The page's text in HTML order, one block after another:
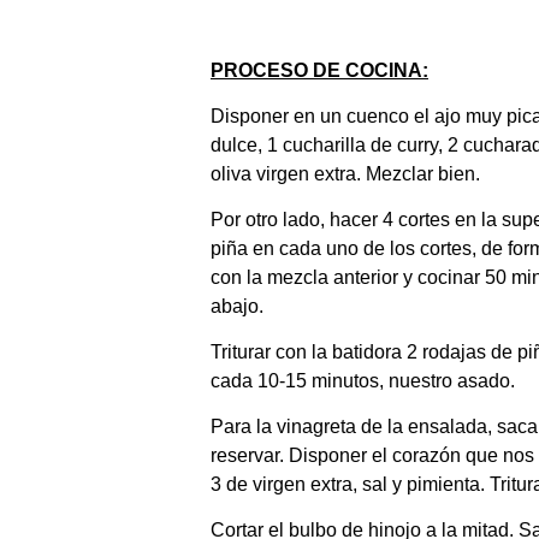
PROCESO DE COCINA:
Disponer en un cuenco el ajo muy
dulce, 1 cucharilla de curry, 2
oliva virgen extra. Mezclar bien.
Por otro lado, hacer 4 cortes en la
piña en cada uno de los cortes, de
con la mezcla anterior y cocinar 50
abajo.
Triturar con la batidora 2 rodajas de
cada 10-15 minutos, nuestro asado.
Para la vinagreta de la ensalada,
reservar. Disponer el corazón que
3 de virgen extra, sal y pimienta.
Cortar el bulbo de hinojo a la mitad.